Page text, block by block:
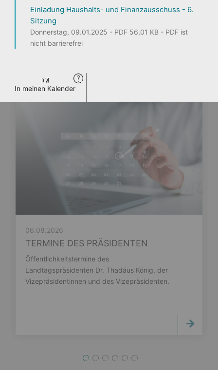
Einladung Haushalts- und Finanzausschuss - 6.
Sitzung
Donnerstag, 09.01.2025 - PDF 56,01 KB - PDF ist
nicht barrierefrei
In meinen Kalender
Seite teilen
VERANSTALTUNGEN
06.08.2026
TERMINE DES PRÄSIDENTEN
Öffentlichkeitstermine des
Landtagspräsidenten Dr. Thadäus König, der
Vizepräsidentinnen und des Vizepräsidenten.
1 2 3 4 5